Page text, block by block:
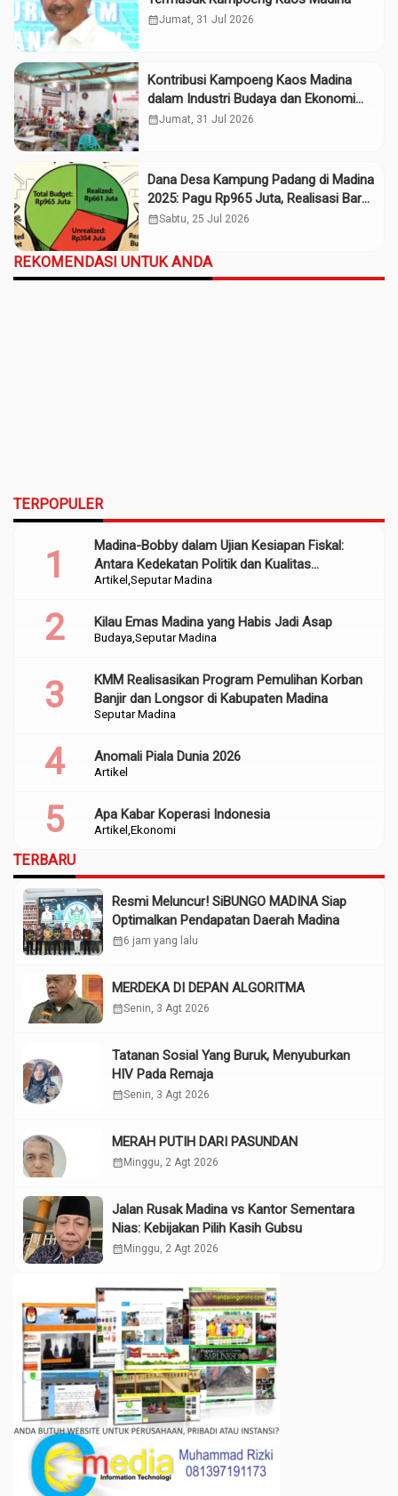
calendar_monthJumat, 31 Jul 2026
Kontribusi Kampoeng Kaos Madina
dalam Industri Budaya dan Ekonomi
Daerah
calendar_monthJumat, 31 Jul 2026
Dana Desa Kampung Padang di Madina
2025: Pagu Rp965 Juta, Realisasi Baru
Rp661 Juta
calendar_monthSabtu, 25 Jul 2026
REKOMENDASI UNTUK ANDA
TERPOPULER
Artikel Seputar Madina
Madina-Bobby dalam Ujian Kesiapan Fiskal:
Antara Kedekatan Politik dan Kualitas
Perencanaan
Budaya Seputar Madina
Kilau Emas Madina yang Habis Jadi Asap
Seputar Madina
KMM Realisasikan Program Pemulihan Korban
Banjir dan Longsor di Kabupaten Madina
Artikel
Anomali Piala Dunia 2026
Artikel Ekonomi
Apa Kabar Koperasi Indonesia
TERBARU
Resmi Meluncur! SiBUNGO MADINA Siap
Optimalkan Pendapatan Daerah Madina
calendar_month6 jam yang lalu
MERDEKA DI DEPAN ALGORITMA
calendar_monthSenin, 3 Agt 2026
Tatanan Sosial Yang Buruk, Menyuburkan
HIV Pada Remaja
calendar_monthSenin, 3 Agt 2026
MERAH PUTIH DARI PASUNDAN
calendar_month Minggu, 2 Agt 2026
Jalan Rusak Madina vs Kantor Sementara
Nias: Kebijakan Pilih Kasih Gubsu
calendar_month Minggu, 2 Agt 2026